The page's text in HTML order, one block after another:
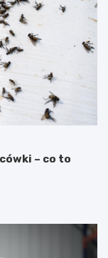
– co to